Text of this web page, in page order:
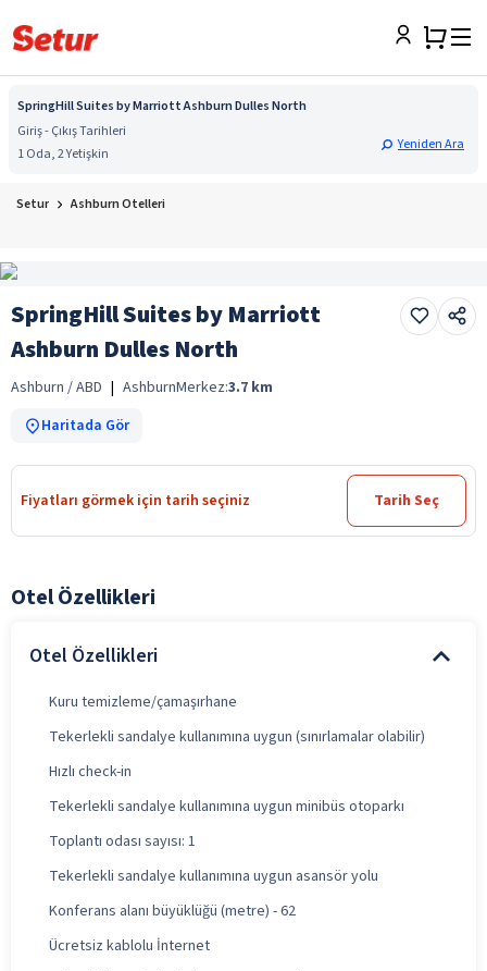
SpringHill Suites by Marriott Ashburn Dulles North
Giriş - Çıkış Tarihleri
1 Oda, 2 Yetişkin
Yeniden Ara
Setur Ashburn Otelleri
SpringHill Suites by Marriott
Ashburn Dulles North
Ashburn / ABD | AshburnMerkez:3.7 km
Haritada Gör
Fiyatları görmek için tarih seçiniz Tarih Seç
Otel Özellikleri
Otel Özellikleri
Kuru temizleme/çamaşırhane
Tekerlekli sandalye kullanımına uygun (sınırlamalar olabilir)
Hızlı check-in
Tekerlekli sandalye kullanımına uygun minibüs otoparkı
Toplantı odası sayısı: 1
Tekerlekli sandalye kullanımına uygun asansör yolu
Konferans alanı büyüklüğü (metre) - 62
Ücretsiz kablolu İnternet